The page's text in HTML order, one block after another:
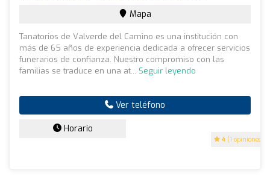
4 (1 opiniones)
Mapa
Tanatorios de Valverde del Camino es una institución con
más de 65 años de experiencia dedicada a ofrecer servicios
funerarios de confianza. Nuestro compromiso con las
familias se traduce en una at... Seguir leyendo
Ver teléfono
Horario